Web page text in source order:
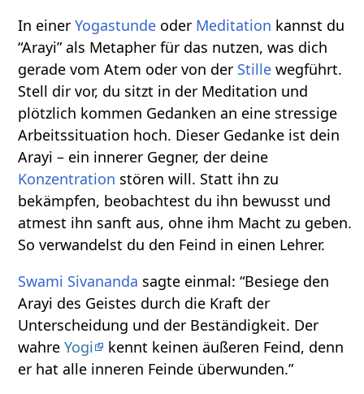
In einerYogastunde oder Meditation kannst du
“Arayi” als Metapher für das nutzen, was dich
gerade vom Atem oder von der Stille wegführt.
Stell dir vor, du sitzt in der Meditation und
plötzlich kommen Gedanken an eine stressige
Arbeitssituation hoch. Dieser Gedanke ist dein
Arayi – ein innerer Gegner, der deine
Konzentration stören will. Statt ihn zu
bekämpfen, beobachtest du ihn bewusst und
atmest ihn sanft aus, ohne ihm Macht zu geben.
So verwandelst du den Feind in einen Lehrer.
Swami Sivananda sagte einmal: “Besiege den
Arayi des Geistes durch die Kraft der
Unterscheidung und der Beständigkeit. Der
wahreYogi
kennt keinen äußeren Feind, denn
er hat alle inneren Feinde überwunden.”